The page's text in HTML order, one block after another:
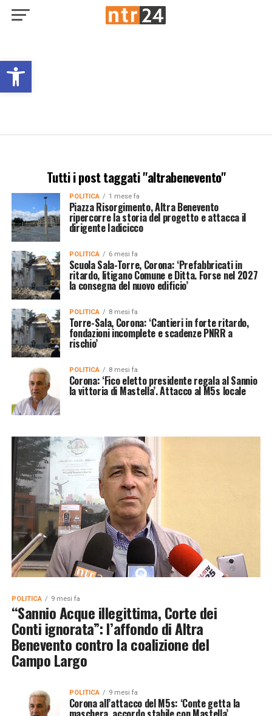
Open toolbar
Tutti i post taggati "altrabenevento"
POLITICA 1 mese fa
Piazza Risorgimento, Altra Benevento
ripercorre la storia del progetto e attacca il
dirigente Iadicicco
POLITICA 6 mesi fa
Scuola Sala-Torre, Corona: ‘Prefabbricati in
ritardo, litigano Comune e Ditta. Forse nel 2027
la consegna del nuovo edificio’
POLITICA 8 mesi fa
Torre-Sala, Corona: ‘Cantieri in forte ritardo,
fondazioni incomplete e scadenze PNRR a
rischio’
POLITICA 8 mesi fa
Corona: ‘Fico eletto presidente regala al Sannio
la vittoria di Mastella’. Attacco al M5s locale
POLITICA 9 mesi fa
“Sannio Acque illegittima, Corte dei
Conti ignorata”: l’affondo di Altra
Benevento contro la coalizione del
Campo Largo
POLITICA 9 mesi fa
Corona all’attacco del M5s: ‘Conte getta la